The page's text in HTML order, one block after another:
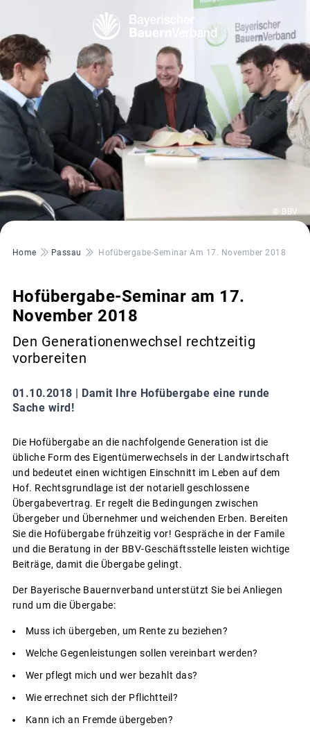
© BBV
Pfadnavigation
Home Passau Hofübergabe-Seminar Am 17. November 2018
Hofübergabe-Seminar am 17.
November 2018
Den Generationenwechsel rechtzeitig
vorbereiten
01.10.2018 | Damit Ihre Hofübergabe eine runde
Sache wird!
Die Hofübergabe an die nachfolgende Generation ist die
übliche Form des Eigentümerwechsels in der Landwirtschaft
und bedeutet einen wichtigen Einschnitt im Leben auf dem
Hof. Rechtsgrundlage ist der notariell geschlossene
Übergabevertrag. Er regelt die Bedingungen zwischen
Übergeber und Übernehmer und weichenden Erben. Bereiten
Sie die Hofübergabe frühzeitig vor! Gespräche in der Famile
und die Beratung in der BBV-Geschäftsstelle leisten wichtige
Beiträge, damit die Übergabe gelingt.
Der Bayerische Bauernverband unterstützt Sie bei Anliegen
rund um die Übergabe:
Muss ich übergeben, um Rente zu beziehen?
Welche Gegenleistungen sollen vereinbart werden?
Wer pflegt mich und wer bezahlt das?
Wie errechnet sich der Pflichtteil?
Kann ich an Fremde übergeben?